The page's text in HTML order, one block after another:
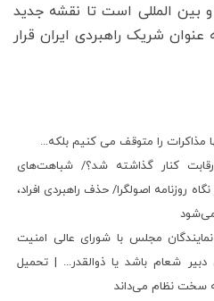
بین المللی است تا نقشه جدید
شریک راهبردی ایران قرار
مذاکرات را متوقف می کنیم بلکه...
رقابت کنار گذاشته شد؟/ شباهت‌های
روزنامه اصولگرا/ حذف راهبردی افراد،
مجلس با شورای عالی امنیت
شعام باشد یا ذوالقدر... | تحمیل
سخت نظام می‌داند